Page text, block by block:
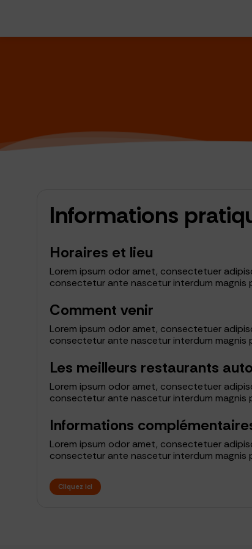
Informations
Horaires et lieu
Lorem ipsum odor amet, consectetuer
consectetur ante nascetur interdum magnis
Comment venir
Lorem ipsum odor amet, consectetuer
consectetur ante nascetur interdum magnis
Les meilleurs restaurants
Lorem ipsum odor amet, consectetuer
consectetur ante nascetur interdum magnis
Informations
Lorem ipsum odor amet, consectetuer
consectetur ante nascetur interdum magnis
Cliquez ici